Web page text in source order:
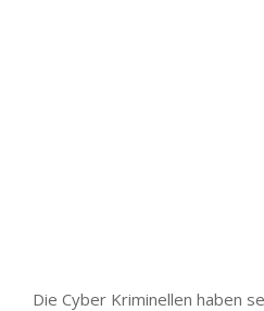
Die Cyber Kriminellen haben